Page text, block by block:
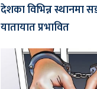
देशका विभिन्न स्थानमा
यातायात प्रभावित